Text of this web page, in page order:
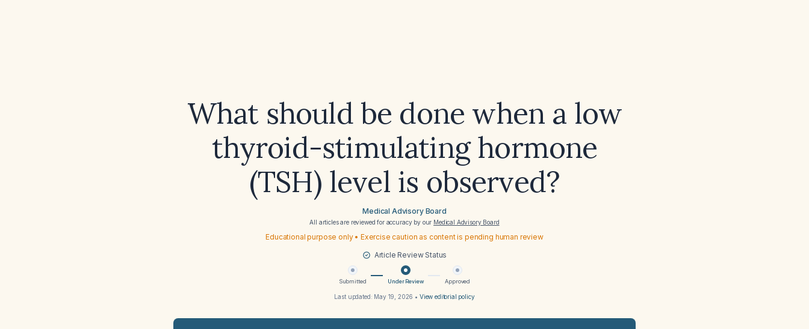
What should be done when a low
thyroid-stimulating hormone
(TSH) level is observed?
Medical Advisory Board
All articles are reviewed for accuracy by our Medical Advisory Board
Educational purpose only • Exercise caution as content is pending human review
Article Review Status
Submitted Under Review Approved
Last updated: May 19, 2026 • View editorial policy